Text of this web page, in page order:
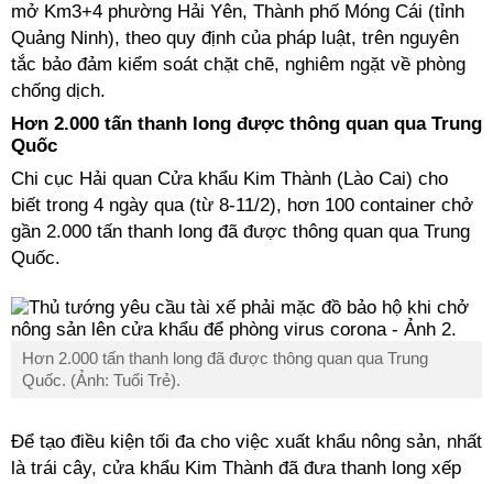
mở Km3+4 phường Hải Yên, Thành phố Móng Cái (tỉnh
Quảng Ninh), theo quy định của pháp luật, trên nguyên
tắc bảo đảm kiểm soát chặt chẽ, nghiêm ngặt về phòng
chống dịch.
Hơn 2.000 tấn thanh long được thông quan qua Trung
Quốc
Chi cục Hải quan Cửa khẩu Kim Thành (Lào Cai) cho
biết trong 4 ngày qua (từ 8-11/2), hơn 100 container chở
gần 2.000 tấn thanh long đã được thông quan qua Trung
Quốc.
Hơn 2.000 tấn thanh long đã được thông quan qua Trung
Quốc. (Ảnh: Tuổi Trẻ).
Để tạo điều kiện tối đa cho việc xuất khẩu nông sản, nhất
là trái cây, cửa khẩu Kim Thành đã đưa thanh long xếp